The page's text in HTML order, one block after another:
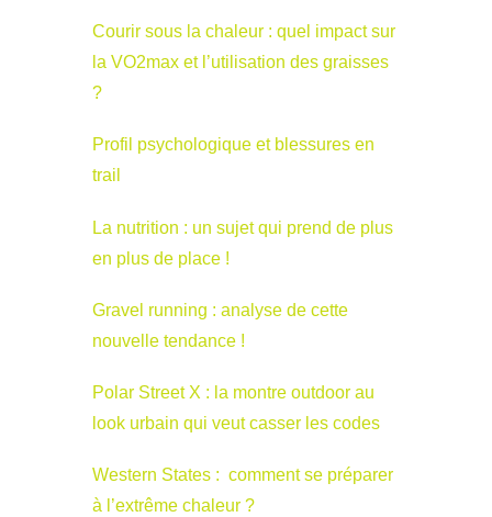
Courir sous la chaleur : quel impact sur
la VO2max et l’utilisation des graisses
?
Profil psychologique et blessures en
trail
La nutrition : un sujet qui prend de plus
en plus de place !
Gravel running : analyse de cette
nouvelle tendance !
Polar Street X : la montre outdoor au
look urbain qui veut casser les codes
Western States : comment se préparer
à l’extrême chaleur ?